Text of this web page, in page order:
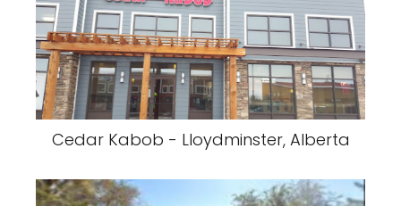
Cedar Kabob - Lloydminster, Alberta